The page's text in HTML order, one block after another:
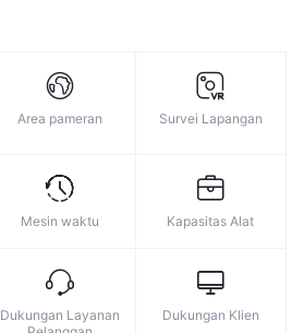
Area pameran Survei Lapangan
Mesin waktu Kapasitas Alat
Dukungan Layanan
Dukungan Klien